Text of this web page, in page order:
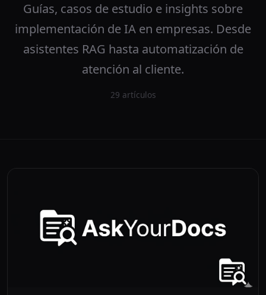
Guías, casos de estudio e insights sobre
implementación de IA en empresas. Desde
asistentes RAG hasta automatización de
atención al cliente.
29 artículos